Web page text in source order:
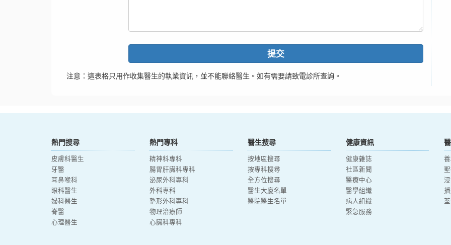
提交
注意：這表格只用作收集醫生的執業資訊，並不能聯絡醫生。如有需要請致電診所查詢。
熱門搜尋
皮膚科醫生
牙醫
耳鼻喉科
眼科醫生
婦科醫生
脊醫
心理醫生
熱門專科
精神科專科
腸胃肝臟科專科
泌尿外科專科
外科專科
整形外科專科
物理治療師
心臟科專科
醫生搜尋
按地區搜尋
按專科搜尋
全方位搜尋
醫生大廈名單
醫院醫生名單
健康資訊
健康雜誌
社區新聞
醫療中心
醫學組織
病人組織
緊急服務